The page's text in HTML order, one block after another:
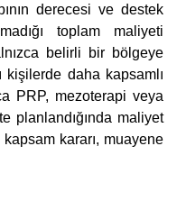
derecesi ve destek
toplam maliyeti
belirli bir bölgeye
kişilerde daha kapsamlı
PRP, mezoterapi veya
planlandığında maliyet
kararı, muayene